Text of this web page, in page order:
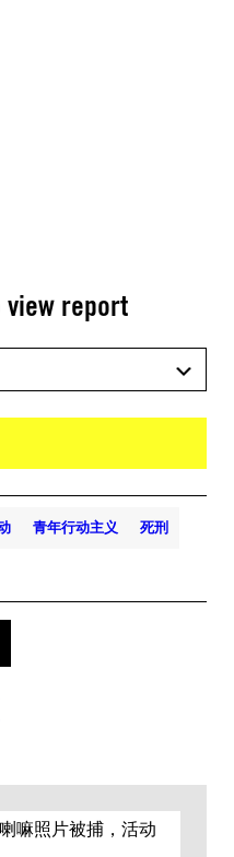
view report
青年行动主义 死刑
嘛照片被捕，活动